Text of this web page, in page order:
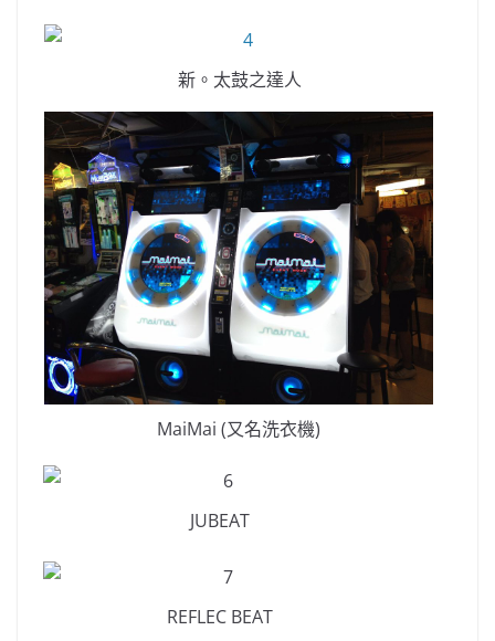
新。太鼓之達人
MaiMai (又名洗衣機)
JUBEAT
REFLEC BEAT